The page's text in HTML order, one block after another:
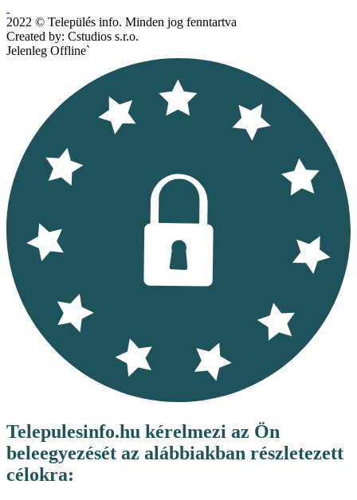
2022 © Település info. Minden jog fenntartva
Created by: Cstudios s.r.o.
Jelenleg Offline`
Telepulesinfo.hu kérelmezi az Ön
beleegyezését az alábbiakban részletezett
célokra: